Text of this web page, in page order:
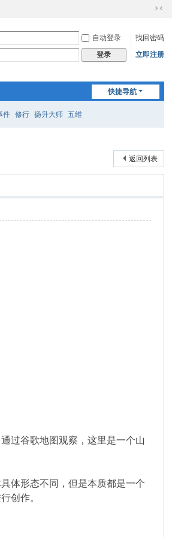
切
到
窄
自动登录
找回密码
登录 立即注册
快捷导航
件 修行 扬升大师 五维
返回列表
过谷歌地图观察，这里是一个山
体形态不同，但是本质都是一个
创作。